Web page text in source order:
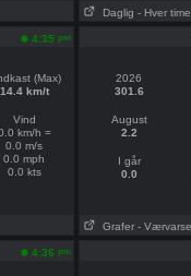
Daglig - Hver time
4:35 pm
(Max)
14.4 km/t
Vind
km/h =
0.0 m/s
0.0 mph
0.0 kts
2026
301.6
August
2.2
I går
0.0
Grafer -
4:36 pm